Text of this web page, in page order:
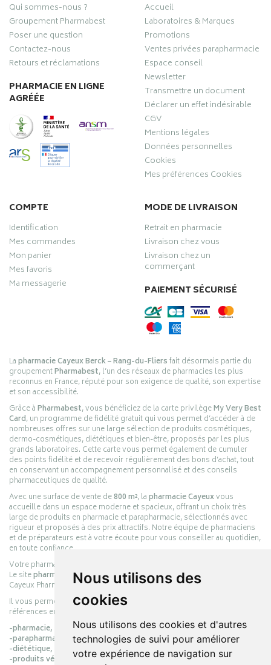
Nous utilisons des
cookies
Nous utilisons des cookies et d'autres
technologies de suivi pour améliorer
votre expérience de navigation sur
Qui sommes-nous ?
Groupement Pharmabest
Poser une question
Contactez-nous
Retours et réclamations
PHARMACIE EN LIGNE
AGRÉÉE
Accueil
Laboratoires & Marques
Promotions
Ventes privées parapharmacie
Espace conseil
Newsletter
Transmettre un document
Déclarer un effet indésirable
CGV
Mentions légales
Données personnelles
Cookies
Mes préférences Cookies
COMPTE
Identification
Mes commandes
Mon panier
Mes favoris
Ma messagerie
MODE DE LIVRAISON
Retrait en pharmacie
Livraison chez vous
Livraison chez un
commerçant
PAIEMENT SÉCURISÉ
Lapharmacie Cayeux Berck – Rang-du-Fliersfait désormais partie du
groupementPharmabest, l’un des réseaux de pharmacies les plus
reconnus en France, réputé pour son exigence de qualité, son expertise
et son accessibilité.
Grâce àPharmabest, vous bénéficiez de la carte privilègeMy Very Best
Card, un programme de fidélité gratuit qui vous permet d’accéder à de
nombreuses offres sur une large sélection de produits cosmétiques,
dermo-cosmétiques, diététiques et bien-être, proposés par les plus
grands laboratoires. Cette carte vous permet également de cumuler
des points fidélité et de recevoir régulièrement des bons d’achat, tout
en conservant un accompagnement personnalisé et des conseils
pharmaceutiques de qualité.
Avec une surface de vente de800 m², lapharmacie Cayeuxvous
accueille dans un espace moderne et spacieux, offrant un choix très
large de produits en pharmacie et parapharmacie, sélectionnés avec
rigueur et proposés à des prix attractifs. Notre équipe de pharmaciens
et de préparateurs est à votre écoute pour vous conseiller au quotidien,
en toute confiance.
Votre pharmacie en ligne :
Le sitepharmacie-cayeux.frest le prolongement digital de la pharmacie
Cayeux Pharmabest Berck-sur-Mer – Rang-du-Fliers.
Il vous permet de réaliser vos achats en ligne parmi des milliers de
références en :
-pharmacie,
-parapharmacie,
-diététique,
-produits vétérinaires.